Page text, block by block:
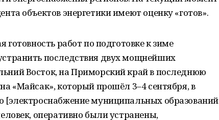
объектов энергетики имеют оценку «готов».
работ по подготовке к зиме
последствия двух мощнейших
Восток, на Приморский край в последнюю
«Майсак», который прошёл 3–4 сентября, в
[электроснабжение муниципальных образований
оперативно были устранены,